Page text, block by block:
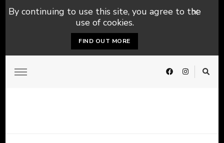
By continuing to use this site, you agree to the
use of cookies.
FIND OUT MORE